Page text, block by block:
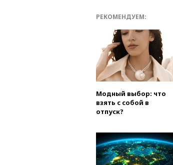
РЕКОМЕНДУЕМ:
Модный выбор: что
взять с собой в
отпуск?